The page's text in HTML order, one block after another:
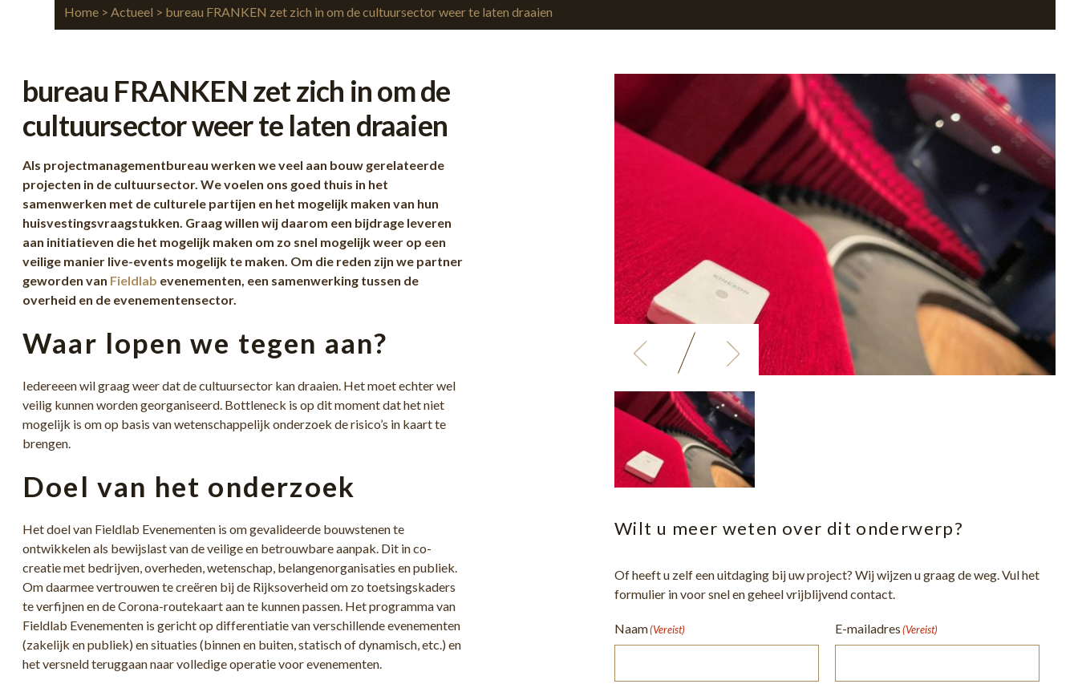
Home > Actueel > bureau FRANKEN zet zich in om de cultuursector weer te laten draaien
bureau FRANKEN zet zich in om de
cultuursector weer te laten draaien
Als projectmanagementbureau werken we veel aan bouw gerelateerde
projecten in de cultuursector. We voelen ons goed thuis in het
samenwerken met de culturele partijen en het mogelijk maken van hun
huisvestingsvraagstukken. Graag willen wij daarom een bijdrage leveren
aan initiatieven die het mogelijk maken om zo snel mogelijk weer op een
veilige manier live-events mogelijk te maken. Om die reden zijn we partner
geworden van Fieldlab evenementen, een samenwerking tussen de
overheid en de evenementensector.
Waar lopen we tegen aan?
Iedereeen wil graag weer dat de cultuursector kan draaien. Het moet echter wel
veilig kunnen worden georganiseerd. Bottleneck is op dit moment dat het niet
mogelijk is om op basis van wetenschappelijk onderzoek de risico’s in kaart te
brengen.
Doel van het onderzoek
Het doel van Fieldlab Evenementen is om gevalideerde bouwstenen te
ontwikkelen als bewijslast van de veilige en betrouwbare aanpak. Dit in co-
creatie met bedrijven, overheden, wetenschap, belangenorganisaties en publiek.
Om daarmee vertrouwen te creëren bij de Rijksoverheid om zo toetsingskaders
te verfijnen en de Corona-routekaart aan te kunnen passen. Het programma van
Fieldlab Evenementen is gericht op differentiatie van verschillende evenementen
(zakelijk en publiek) en situaties (binnen en buiten, statisch of dynamisch, etc.) en
het versneld teruggaan naar volledige operatie voor evenementen.
Wilt u meer weten over dit onderwerp?
Of heeft u zelf een uitdaging bij uw project? Wij wijzen u graag de weg. Vul het
formulier in voor snel en geheel vrijblijvend contact.
Naam(Vereist) E-mailadres(Vereist)